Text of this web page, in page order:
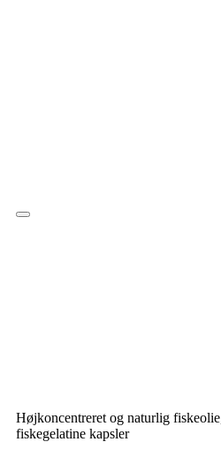
Hamburger Toggle Menu
Højkoncentreret og naturlig
fiskegelatine kapsler